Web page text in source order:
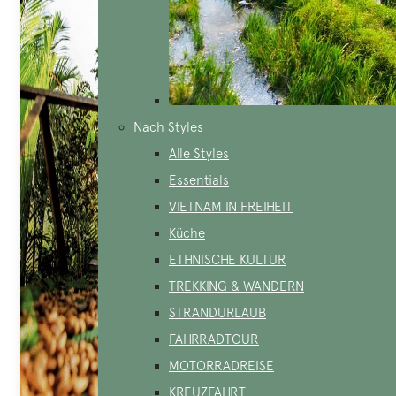
Nach Styles
Alle Styles
Essentials
VIETNAM IN FREIHEIT
Küche
ETHNISCHE KULTUR
TREKKING & WANDERN
STRANDURLAUB
FAHRRADTOUR
MOTORRADREISE
KREUZFAHRT